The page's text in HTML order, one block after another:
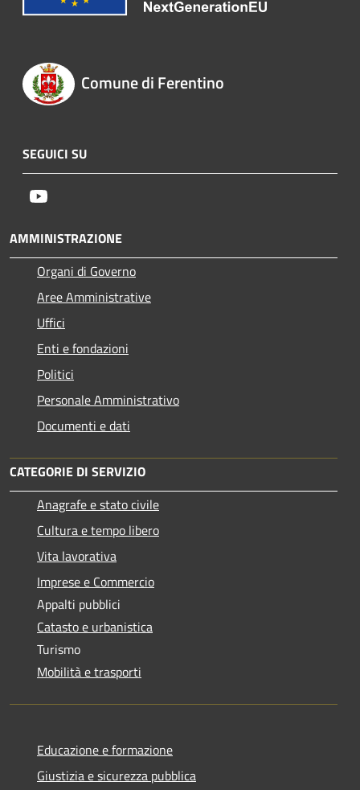
Comune di Ferentino
SEGUICI SU
AMMINISTRAZIONE
Organi di Governo
Aree Amministrative
Uffici
Enti e fondazioni
Politici
Personale Amministrativo
Documenti e dati
CATEGORIE DI SERVIZIO
Anagrafe e stato civile
Cultura e tempo libero
Vita lavorativa
Imprese e Commercio
Appalti pubblici
Catasto e urbanistica
Turismo
Mobilità e trasporti
Educazione e formazione
Giustizia e sicurezza pubblica